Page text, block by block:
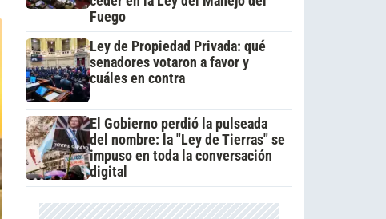
Fuego
Ley de Propiedad Privada: qué
senadores votaron a favor y
cuáles en contra
El Gobierno perdió la pulseada
del nombre: la "Ley de Tierras" se
impuso en toda la conversación
digital